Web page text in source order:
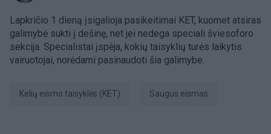
Lapkričio 1 dieną įsigalioja pasikeitimai KET, kuomet atsiras
galimybė sukti į dešinę, net jei nedega speciali šviesoforo
sekcija. Specialistai įspėja, kokių taisyklių turės laikytis
vairuotojai, norėdami pasinaudoti šia galimybe.
Kelių eismo taisyklės (KET) saugus eismas